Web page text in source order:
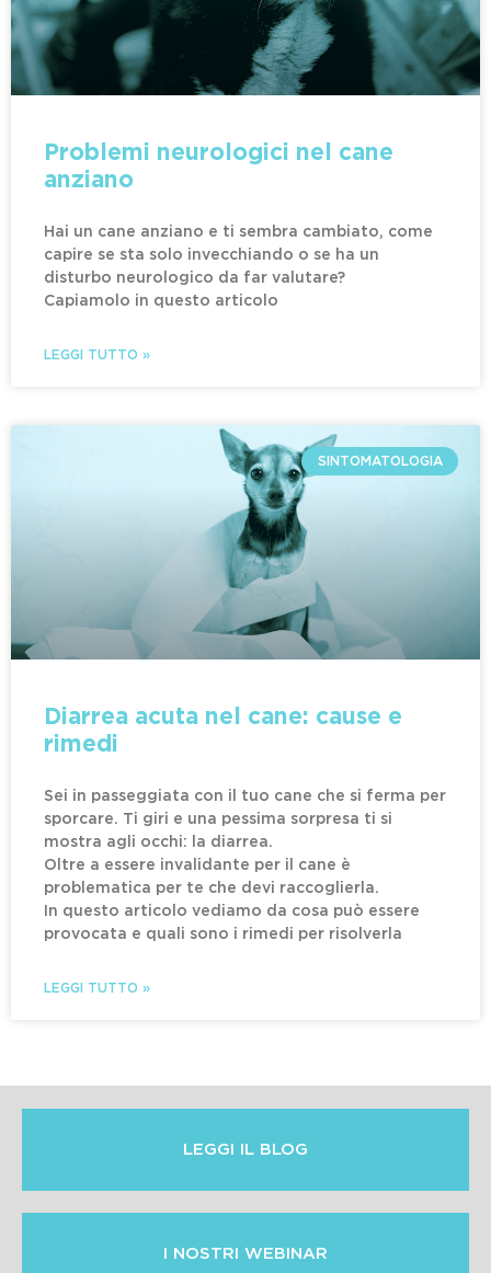
Problemi neurologici nel cane
anziano
Hai un cane anziano e ti sembra cambiato, come
capire se sta solo invecchiando o se ha un
disturbo neurologico da far valutare?
Capiamolo in questo articolo
LEGGI TUTTO »
SINTOMATOLOGIA
Diarrea acuta nel cane: cause e
rimedi
Sei in passeggiata con il tuo cane che si ferma per
sporcare. Ti giri e una pessima sorpresa ti si
mostra agli occhi: la diarrea.
Oltre a essere invalidante per il cane è
problematica per te che devi raccoglierla.
In questo articolo vediamo da cosa può essere
provocata e quali sono i rimedi per risolverla
LEGGI TUTTO »
LEGGI IL BLOG
I NOSTRI WEBINAR